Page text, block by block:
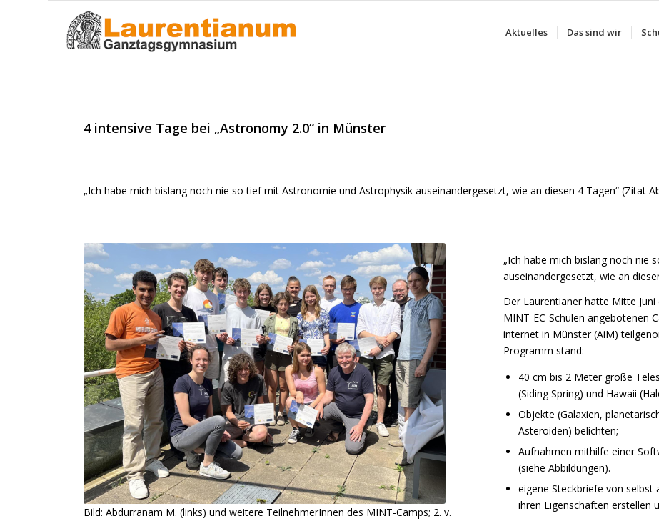
Aktuelles Das sind wir
4 intensive Tage bei „Astronomy 2.0“ in Münster
„Ich habe mich bislang noch nie so tief mit Astronomie und Astrophysik auseinandergesetzt, wie an diesen 4 Tagen“ (Zitat
Bild: Abdurranam M. (links) und weitere TeilnehmerInnen des MINT-Camps; 2. v.
„Ich habe mich bislang noch nie
auseinandergesetzt, wie an
Der Laurentianer hatte Mitte
MINT-EC-Schulen angebotenen
internet in Münster (AiM)
Programm stand:
40 cm bis 2 Meter große
(Siding Spring) und Hawaii
Objekte (Galaxien,
Asteroiden) belichten;
Aufnahmen mithilfe einer
(siehe Abbildungen).
eigene Steckbriefe von
ihren Eigenschaften erstellen